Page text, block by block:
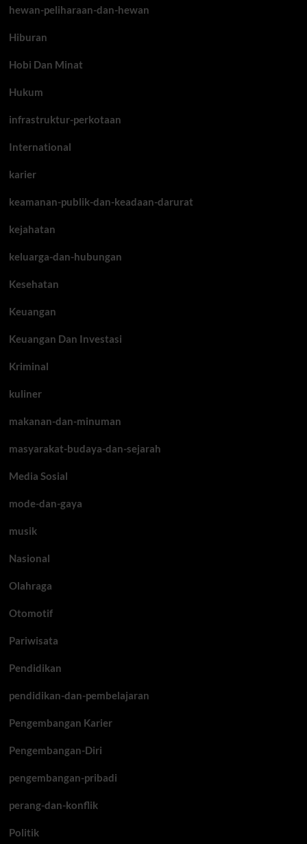
hewan-peliharaan-dan-hewan
Hiburan
Hobi Dan Minat
Hukum
infrastruktur-perkotaan
International
karier
keamanan-publik-dan-keadaan-darurat
kejahatan
keluarga-dan-hubungan
Kesehatan
Keuangan
Keuangan Dan Investasi
Kriminal
kuliner
makanan-dan-minuman
masyarakat-budaya-dan-sejarah
Media Sosial
mode-dan-gaya
musik
Nasional
Olahraga
Otomotif
Pariwisata
Pendidikan
pendidikan-dan-pembelajaran
Pengembangan Karier
Pengembangan-Diri
pengembangan-pribadi
perang-dan-konflik
Politik